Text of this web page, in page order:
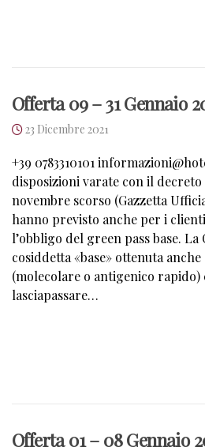
Offerta 09 – 31 Gennaio
23 Dicembre 2021
+39 0783310101
disposizioni varate con il decreto
novembre scorso (Gazzetta
hanno previsto anche per i
l’obbligo del green pass base.
cosiddetta «base» ottenuta
(molecolare o antigenico rapido)
lasciapassare…
Offerta 01 – 08 Gennaio